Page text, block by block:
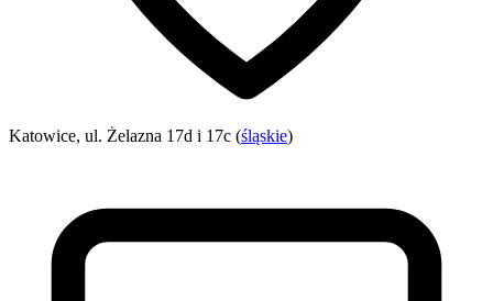
Katowice, ul. Żelazna 17d i 17c (śląskie)